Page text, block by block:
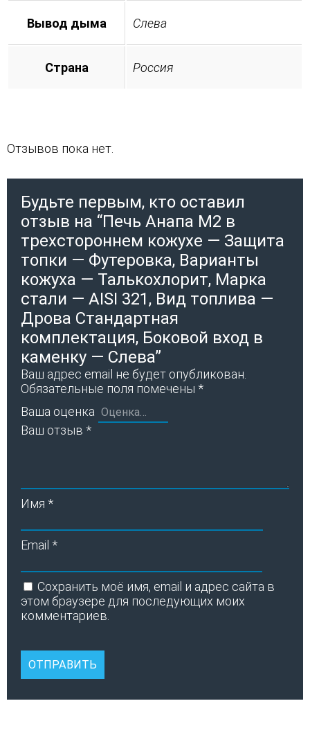
Вывод дыма Слева
Страна Россия
Отзывов пока нет.
Будьте первым, кто оставил
отзыв на “Печь Анапа М2 в
трехстороннем кожухе — Защита
топки — Футеровка, Варианты
кожуха — Талькохлорит, Марка
стали — AISI 321, Вид топлива —
Дрова Стандартная
комплектация, Боковой вход в
каменку — Слева”
Ваш адрес email не будет опубликован.
Обязательные поля помечены *
Ваша оценка
Ваш отзыв *
Имя *
Email *
Сохранить моё имя, email и адрес сайта в
этом браузере для последующих моих
комментариев.